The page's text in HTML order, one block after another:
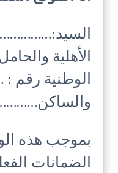
الأهلية
الوطنية
بموجب هذه
الضمانات